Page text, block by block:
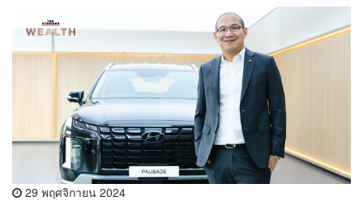
29 พฤศจิกายน 2024